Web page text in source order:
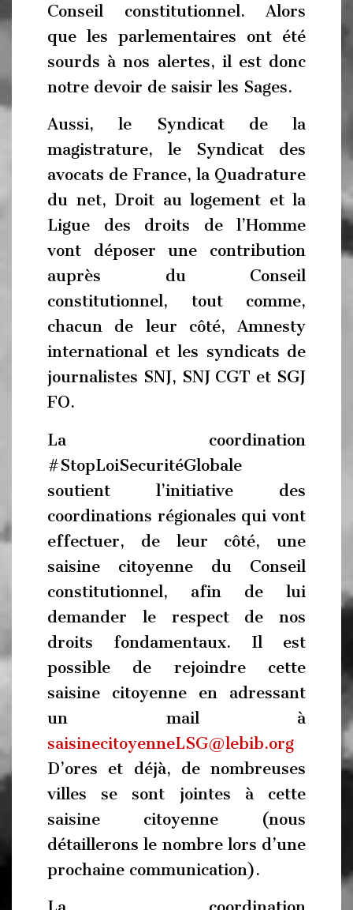
Conseil constitutionnel. Alors
que les parlementaires ont été
sourds à nos alertes, il est donc
notre devoir de saisir les Sages.
Aussi, le Syndicat de la
magistrature, le Syndicat des
avocats de France, la Quadrature
du net, Droit au logement et la
Ligue des droits de l’Homme
vont déposer une contribution
auprès du Conseil
constitutionnel, tout comme,
chacun de leur côté, Amnesty
international et les syndicats de
journalistes SNJ, SNJ CGT et SGJ
FO.
La coordination
#StopLoiSecuritéGlobale
soutient l’initiative des
coordinations régionales qui vont
effectuer, de leur côté, une
saisine citoyenne du Conseil
constitutionnel, afin de lui
demander le respect de nos
droits fondamentaux. Il est
possible de rejoindre cette
saisine citoyenne en adressant
un mail à
saisinecitoyenneLSG@lebib.org
D’ores et déjà, de nombreuses
villes se sont jointes à cette
saisine citoyenne (nous
détaillerons le nombre lors d’une
prochaine communication).